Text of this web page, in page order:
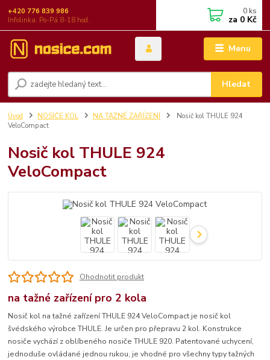
Menu
Hledat
+420 776 839 986
Infolinka: Po-Pá 8-18 hod.
0 ks
za 0 Kč
Úvod NOSIČE KOL NA TAŽNÉ ZAŘÍZENÍ
Nosič kol THULE 924
VeloCompact
Nosič kol THULE 924
VeloCompact
Ohodnotit produkt
na tažné zařízení pro 2 kola
Nosič kol na tažné zařízení THULE 924 VeloCompact je nosič kol
švédského výrobce THULE. Je určen pro přepravu 2 kol. Konstrukce
nosiče vychází z oblíbeného nosiče THULE 920. Patentované uchycení,
jednoduše ovládané jednou rukou, je vhodné pro všechny typy tažných